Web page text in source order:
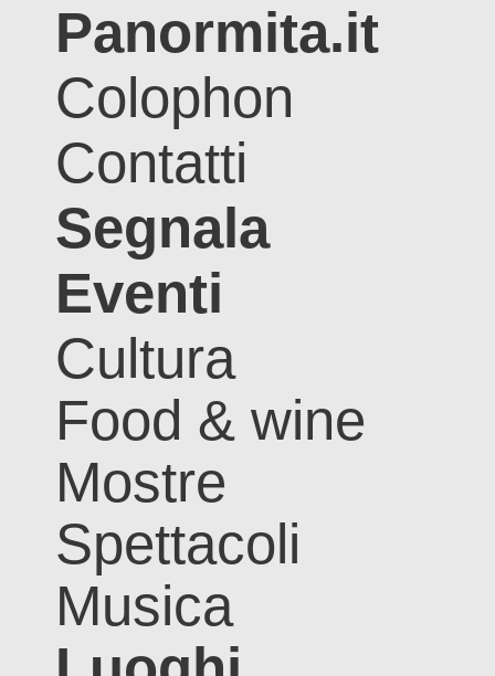
Panormita.it
Colophon
Contatti
Segnala
Eventi
Cultura
Food & wine
Mostre
Spettacoli
Musica